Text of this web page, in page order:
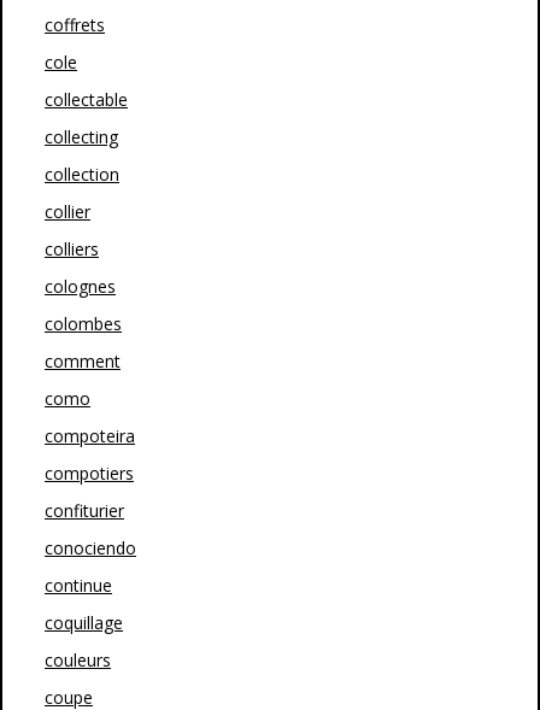
coffrets
cole
collectable
collecting
collection
collier
colliers
colognes
colombes
comment
como
compoteira
compotiers
confiturier
conociendo
continue
coquillage
couleurs
coupe